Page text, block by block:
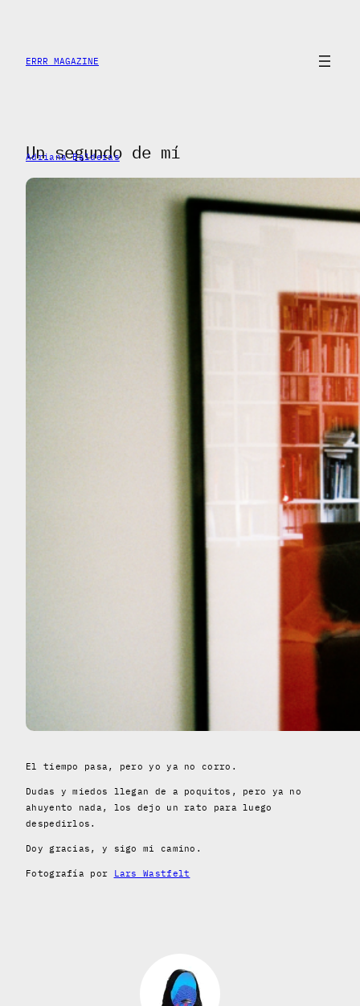
contenido
ERRR MAGAZINE
Un segundo de mí
Adriana Balderas
El tiempo pasa, pero yo ya no corro.
Dudas y miedos llegan de a poquitos, pero ya no
ahuyento nada, los dejo un rato para luego
despedirlos.
Doy gracias, y sigo mi camino.
Fotografía por Lars Wastfelt